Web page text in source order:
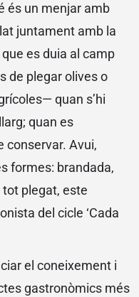
és un menjar amb
juntament amb la
es duia al camp
de plegar olives o
quan s’hi
quan es
conservar. Avui,
formes: brandada,
plegat, este
del cicle ‘Cada
el coneixement i
gastronòmics més